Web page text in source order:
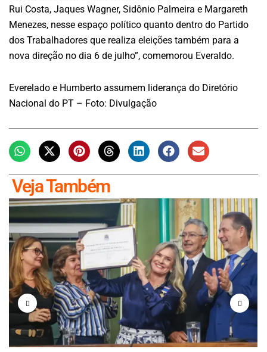
Rui Costa, Jaques Wagner, Sidônio Palmeira e Margareth
Menezes, nesse espaço político quanto dentro do Partido
dos Trabalhadores que realiza eleições também para a
nova direção no dia 6 de julho”, comemorou Everaldo.
Everelado e Humberto assumem liderança do Diretório
Nacional do PT – Foto: Divulgação
Veja Também